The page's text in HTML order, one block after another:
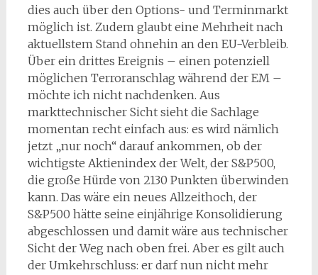
dies auch über den Options- und Terminmarkt
möglich ist. Zudem glaubt eine Mehrheit nach
aktuellstem Stand ohnehin an den EU-Verbleib.
Über ein drittes Ereignis – einen potenziell
möglichen Terroranschlag während der EM –
möchte ich nicht nachdenken. Aus
markttechnischer Sicht sieht die Sachlage
momentan recht einfach aus: es wird nämlich
jetzt „nur noch“ darauf ankommen, ob der
wichtigste Aktienindex der Welt, der S&P500,
die große Hürde von 2130 Punkten überwinden
kann. Das wäre ein neues Allzeithoch, der
S&P500 hätte seine einjährige Konsolidierung
abgeschlossen und damit wäre aus technischer
Sicht der Weg nach oben frei. Aber es gilt auch
der Umkehrschluss: er darf nun nicht mehr